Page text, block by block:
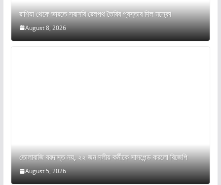
রাশিয়া থেকে ভারতে সরাসরি রেলপথ তৈরির প্রস্তাব দিল মস্কো
August 8, 2026
তোলাবাজি বরদাস্ত নয়, ২২ জন দলীয় কর্মীকে সাসপেন্ড করলো বিজেপি
August 5, 2026